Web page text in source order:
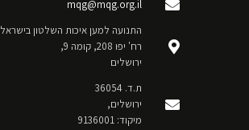
mqg@mqg.org.il
התנועה למען איכות השלטון בישראל
רח' יפו 208, קומה 9,
ירושלים
ת.ד. 36054
ירושלים,
מיקוד: 9136001